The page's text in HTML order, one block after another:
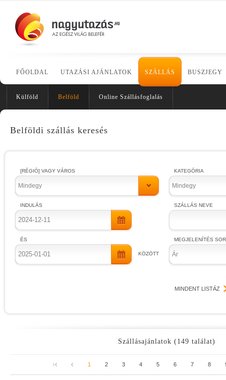
FŐOLDAL UTAZÁSI AJÁNLATOK SZÁLLÁS BUSZJEGY
Külföld Belföld Online Szállásfoglalás
Belföldi szállás keresés
[RÉGIÓ] VAGY VÁROS
Mindegy
INDULÁS
ÉS
KÖZÖTT
KATEGÓRIA
Mindegy
SZÁLLÁS NEVE
MEGJELENÍTÉS
Ár
MINDENT LISTÁZ
Szállásajánlatok (149 találat)
1 2 3 4 5 6 7 8